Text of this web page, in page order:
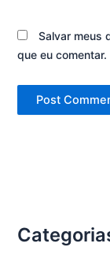
Salvar meus
que eu comentar.